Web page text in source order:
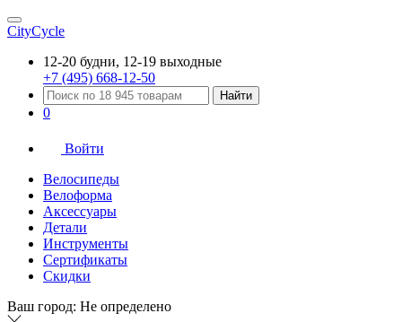
CityCycle
12-20 будни, 12-19 выходные
+7 (495) 668-12-50
Найти
0
Войти
Велосипеды
Велоформа
Аксессуары
Детали
Инструменты
Сертификаты
Скидки
Ваш город: Не определено